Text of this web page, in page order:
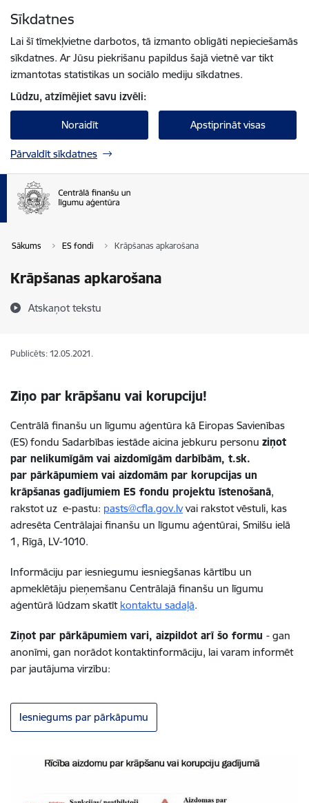
Sīkdatnes
Lai šī tīmekļvietne darbotos, tā izmanto obligāti nepieciešamās
sīkdatnes. Ar Jūsu piekrišanu papildus šajā vietnē var tikt
izmantotas statistikas un sociālo mediju sīkdatnes.
Lūdzu, atzīmējiet savu izvēli:
Noraidīt Apstiprināt visas
Pārvaldīt sīkdatnes
Sākums ES fondi Krāpšanas apkarošana
Krāpšanas apkarošana
Atskaņot tekstu
Publicēts: 12.05.2021.
Ziņo par krāpšanu vai korupciju!
Centrālā finanšu un līgumu aģentūra kā Eiropas Savienības
(ES) fondu Sadarbības iestāde aicina jebkuru personu ziņot
par nelikumīgām vai aizdomīgām darbībām, t.sk.
par pārkāpumiem vai aizdomām par korupcijas un
krāpšanas gadījumiem ES fondu projektu īstenošanā,
rakstot uz e-pastu: pasts@cfla.gov.lvvai rakstot vēstuli, kas
adresēta Centrālajai finanšu un līgumu aģentūrai, Smilšu ielā
1, Rīgā, LV-1010.
Informāciju par iesniegumu iesniegšanas kārtību un
apmeklētāju pieņemšanu Centrālajā finanšu un līgumu
aģentūrā lūdzam skatīt kontaktu sadaļā.
Ziņot par pārkāpumiem vari, aizpildot arī šo formu - gan
anonīmi, gan norādot kontaktinformāciju, lai varam informēt
par jautājuma virzību:
Iesniegums par pārkāpumu